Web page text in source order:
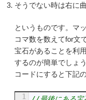
そうでない時は右に
というものです。マ
コマ数を数えてfor文
宝石があることを利
するのが簡単でしょう
コードにすると下記
1